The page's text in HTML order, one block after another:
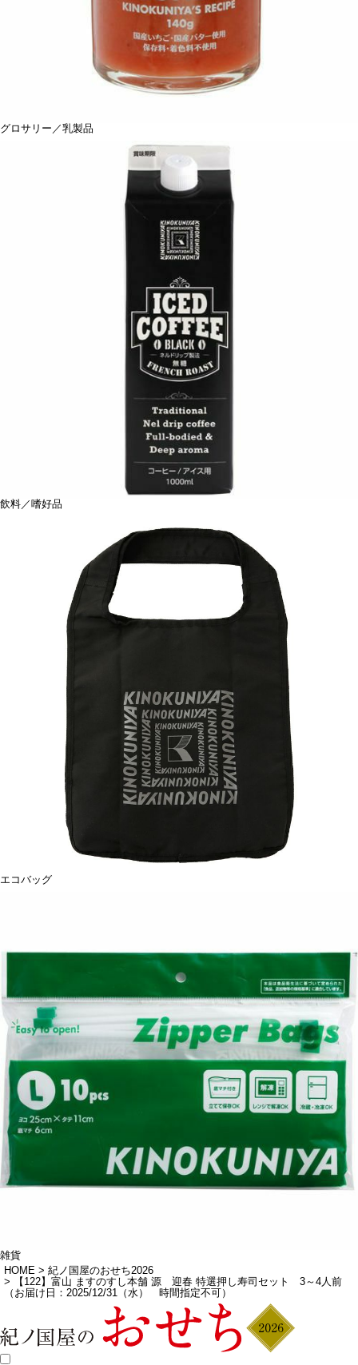
グロサリー／乳製品
飲料／嗜好品
エコバッグ
雑貨
HOME
紀ノ国屋のおせち2026
【122】富山 ますのすし本舗 源 迎春 特選押し寿司セット 3～4人前
（お届け日：2025/12/31（水） 時間指定不可）